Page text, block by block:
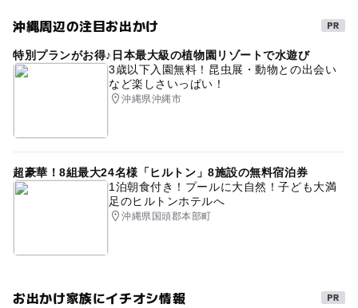
沖縄周辺の注目お出かけ
特別プランがお得♪日本最大級の植物園リゾートで水遊び
3歳以下入園無料！昆虫展・動物との出会い
など楽しさいっぱい！
沖縄県沖縄市
超豪華！8組最大24名様「ヒルトン」8施設の無料宿泊券
1泊朝食付き！プールに大自然！子ども大満
足のヒルトンホテルへ
沖縄県国頭郡本部町
お出かけ家族にイチオシ情報